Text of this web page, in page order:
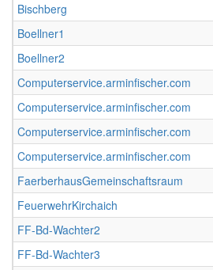
Bischberg
Boellner1
Boellner2
Computerservice.arminfischer.com
Computerservice.arminfischer.com
Computerservice.arminfischer.com
Computerservice.arminfischer.com
FaerberhausGemeinschaftsraum
FeuerwehrKirchaich
FF-Bd-Wachter2
FF-Bd-Wachter3